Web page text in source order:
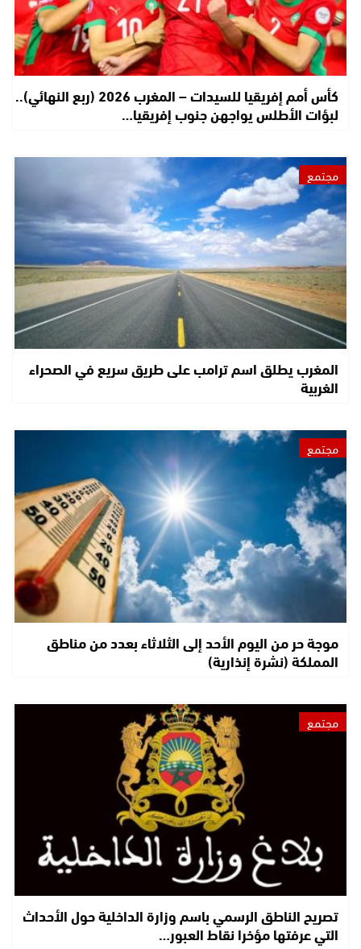
كأس أمم إفريقيا للسيدات – المغرب 2026 (ربع النهائي)..
لبؤات الأطلس يواجهن جنوب إفريقيا…
مجتمع
المغرب يطلق اسم ترامب على طريق سريع في الصحراء
الغربية
مجتمع
موجة حر من اليوم الأحد إلى الثلاثاء بعدد من مناطق
المملكة (نشرة إنذارية)
مجتمع
تصريح الناطق الرسمي باسم وزارة الداخلية حول الأحداث
التي عرفتها مؤخرا نقاط العبور…